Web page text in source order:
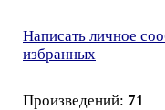
Написать личное
избранных
Произведений: 71